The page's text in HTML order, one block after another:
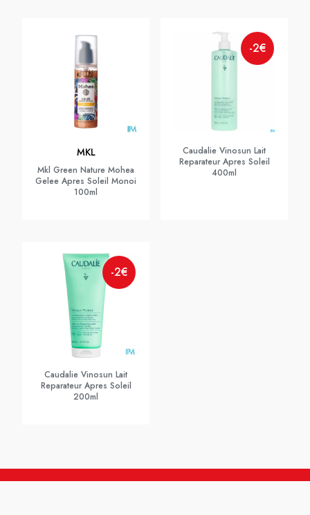
MKL
Mkl Green Nature Mohea
Gelee Apres Soleil Monoi
100ml
-2€
Caudalie Vinosun Lait
Reparateur Apres Soleil
400ml
-2€
Caudalie Vinosun Lait
Reparateur Apres Soleil
200ml